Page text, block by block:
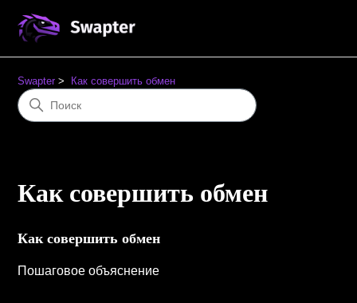
Swapter Как совершить обмен
Как совершить обмен
Как совершить обмен
Пошаговое объяснение